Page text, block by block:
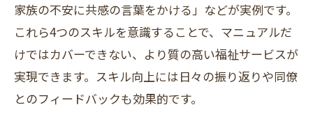
家族の不安に共感の言葉をかける」などが実例です。
これら4つのスキルを意識することで、マニュアルだ
けではカバーできない、より質の高い福祉サービスが
実現できます。スキル向上には日々の振り返りや同僚
とのフィードバックも効果的です。